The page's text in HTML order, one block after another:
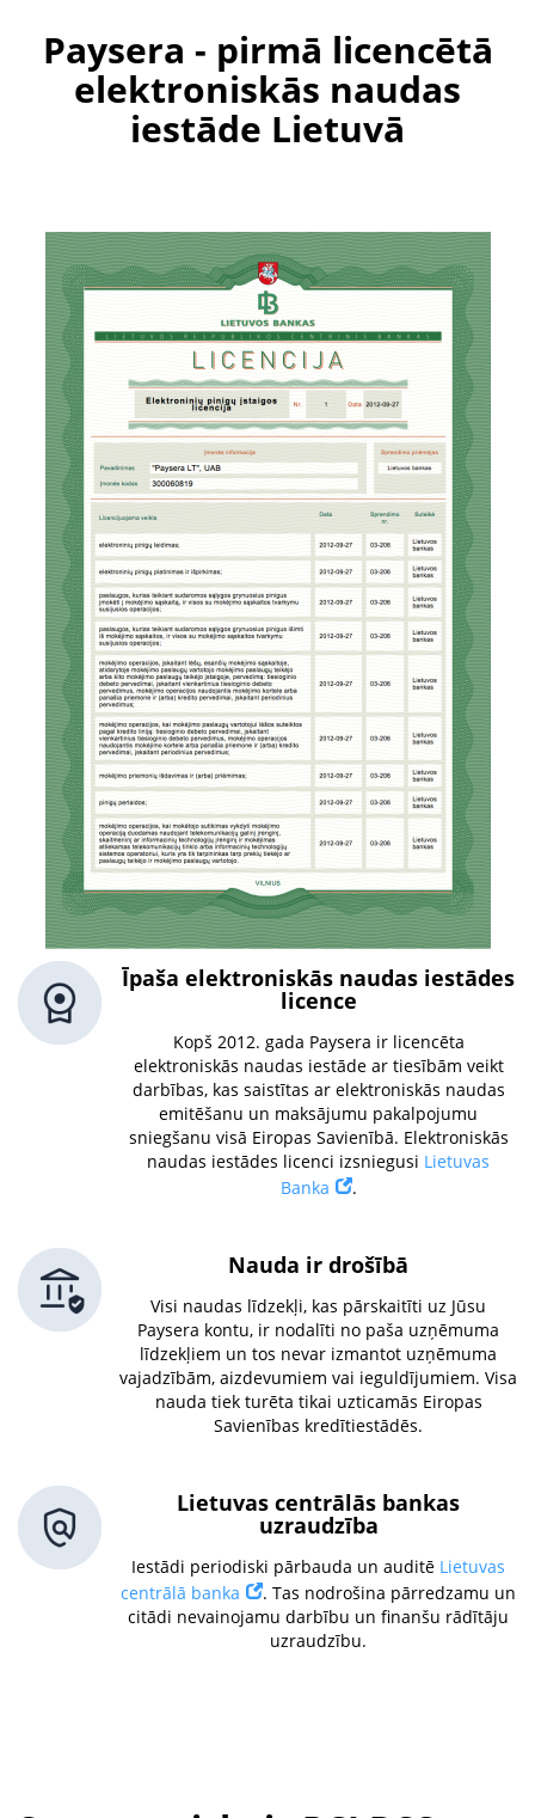
Paysera - pirmā licencētā
elektroniskās naudas
iestāde Lietuvā
Īpaša elektroniskās naudas iestādes
licence
Kopš 2012. gada Paysera ir licencēta
elektroniskās naudas iestāde ar tiesībām veikt
darbības, kas saistītas ar elektroniskās naudas
emitēšanu un maksājumu pakalpojumu
sniegšanu visā Eiropas Savienībā. Elektroniskās
naudas iestādes licenci izsniegusi Lietuvas
Banka
.
Nauda ir drošībā
Visi naudas līdzekļi, kas pārskaitīti uz Jūsu
Paysera kontu, ir nodalīti no paša uzņēmuma
līdzekļiem un tos nevar izmantot uzņēmuma
vajadzībām, aizdevumiem vai ieguldījumiem. Visa
nauda tiek turēta tikai uzticamās Eiropas
Savienības kredītiestādēs.
Lietuvas centrālās bankas
uzraudzība
Iestādi periodiski pārbauda un auditē Lietuvas
centrālā banka
. Tas nodrošina pārredzamu un
citādi nevainojamu darbību un finanšu rādītāju
uzraudzību.